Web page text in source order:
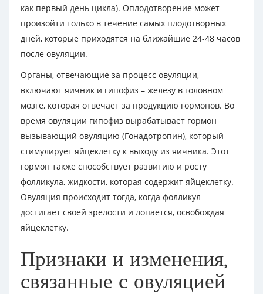
как первый день цикла). Оплодотворение может
произойти только в течение самых плодотворных
дней, которые приходятся на ближайшие 24-48 часов
после овуляции.
Органы, отвечающие за процесс овуляции,
включают яичник и гипофиз – железу в головном
мозге, которая отвечает за продукцию гормонов. Во
время овуляции гипофиз вырабатывает гормон
вызывающий овуляцию (Гонадотропин), который
стимулирует яйцеклетку к выходу из яичника. Этот
гормон также способствует развитию и росту
фолликула, жидкости, которая содержит яйцеклетку.
Овуляция происходит тогда, когда фолликул
достигает своей зрелости и лопается, освобождая
яйцеклетку.
Признаки и изменения,
связанные с овуляцией